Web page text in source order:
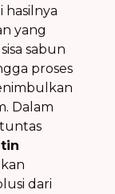
hasilnya
yang
sabun
proses
Dalam
dari